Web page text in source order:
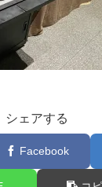
シェアする
Facebook